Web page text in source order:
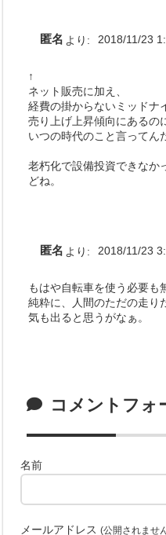
匿名 より: 2018/11/23
↑
ネット販売に加え、
経費の掛からないミッドナ
売り上げ上昇傾向にあるの
いつの時代のこと言ってん
老朽化で設備投資できなか
どね。
匿名 より: 2018/11/23
もはや自転車を使う必要も
純粋に、人間のただの走り
気も出ると思うがなぁ。
コメントフォ
名前
メールアドレス(公開されませ